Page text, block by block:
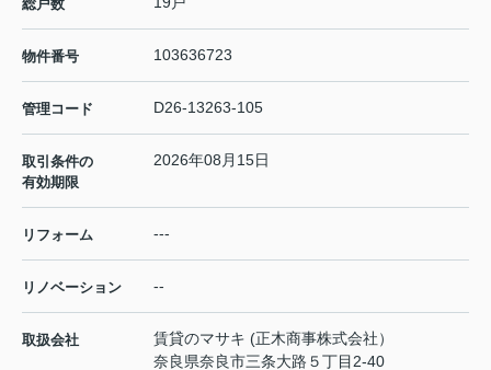
総戸数
物件番号 103636723
管理コード D26-13263-105
取引条件の
有効期限
2026年08月15日
リフォーム ---
リノベーション --
取扱会社
賃貸のマサキ (正木商事株式会社）
奈良県奈良市三条大路５丁目2-40